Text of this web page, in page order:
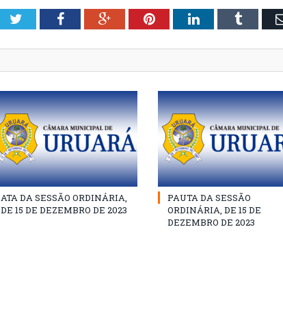
TwitterFacebookGoogle+PinterestLinkedInTumblr
ATA DA SESSÃO ORDINÁRIA,
DE 15 DE DEZEMBRO DE 2023
PAUTA DA SESSÃO
ORDINÁRIA, DE 15 DE
DEZEMBRO DE 2023